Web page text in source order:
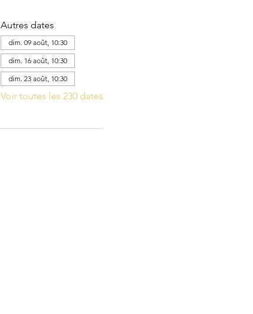
Autres dates
dim. 09 août, 10:30
dim. 16 août, 10:30
dim. 23 août, 10:30
Voir toutes les 230 dates